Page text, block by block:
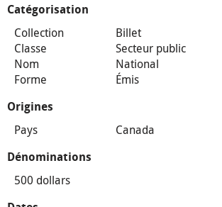
Catégorisation
Collection
Billet
Classe
Secteur public
Nom
National
Forme
Émis
Origines
Pays Canada
Dénominations
500 dollars